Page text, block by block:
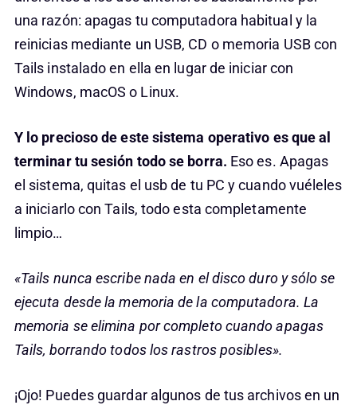
una razón: apagas tu computadora habitual y la
reinicias mediante un USB, CD o memoria USB con
Tails instalado en ella en lugar de iniciar con
Windows, macOS o Linux.
Y lo precioso de este sistema operativo es que al
terminar tu sesión todo se borra. Eso es. Apagas
el sistema, quitas el usb de tu PC y cuando vuéleles
a iniciarlo con Tails, todo esta completamente
limpio…
«Tails nunca escribe nada en el disco duro y sólo se
ejecuta desde la memoria de la computadora. La
memoria se elimina por completo cuando apagas
Tails, borrando todos los rastros posibles».
¡Ojo! Puedes guardar algunos de tus archivos en un